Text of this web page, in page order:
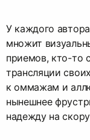
У каждого
множит
приемов, кто-то
трансляции
к оммажам и
нынешнее
надежду на